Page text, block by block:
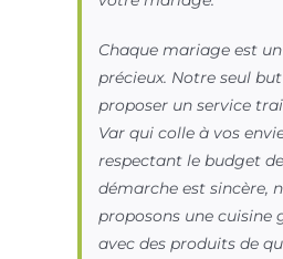
Chaque mariage est
précieux. Notre seul
proposer un service
Var qui colle à vos
respectant le budget
démarche est sincère,
proposons une cuisine
avec des produits de